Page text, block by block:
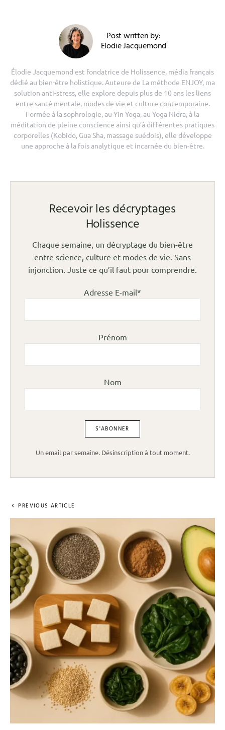
Post written by:
Elodie Jacquemond
Élodie Jacquemond est fondatrice de Holissence, média français
dédié au bien-être holistique. Auteure de La méthode ENJOY, ma
solution anti-stress, elle explore depuis plus de 10 ans les liens
entre santé mentale, modes de vie et culture contemporaine.
Formée à la sophrologie, au Yin Yoga, au Yoga Nidra, à la
méditation de pleine conscience ainsi qu’à différentes pratiques
corporelles (Kobido, Gua Sha, massage suédois), elle développe
une approche à la fois analytique et incarnée du bien-être.
Recevoir les décryptages
Holissence
Chaque semaine, un décryptage du bien-être
entre science, culture et modes de vie. Sans
injonction. Juste ce qu’il faut pour comprendre.
Adresse E-mail*
Prénom
Nom
Un email par semaine. Désinscription à tout moment.
PREVIOUS ARTICLE